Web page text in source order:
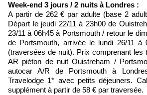
Week-end 3 jours / 2 nuits à Londres :
A partir de 262 € par adulte (base 2
Départ le jeudi 22/11 à 23h00 de
23/11 à 06h45 à Portsmouth / retour le
de Portsmouth, arrivée le lundi 26/11 à
(traversées de nuit). Prix comprenant les
AR piéton de nuit Ouistreham /
autocar A/R de Portsmouth à
Travelodge 1* avec petits déjeuners.
supplément à partir de 58 € par traversée.